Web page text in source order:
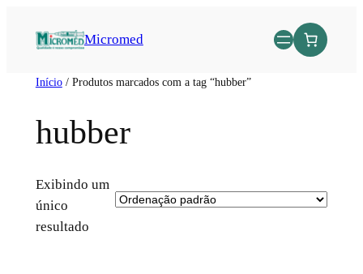
Micromed
Início/ Produtos marcados com a tag “hubber”
hubber
Exibindo um
único
resultado